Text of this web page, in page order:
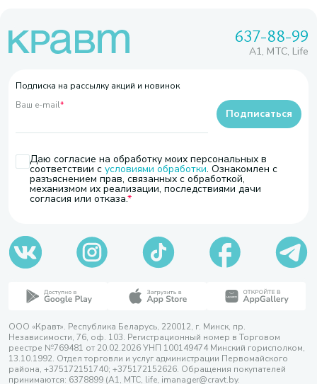
637-88-99
A1, МТС, Life
Подписка на рассылку акций и новинок
Ваш e-mail*
Даю согласие на обработку моих персональных в
соответствии с условиями обработки. Ознакомлен с
разъяснением прав, связанных с обработкой,
механизмом их реализации, последствиями дачи
согласия или отказа.
Подписаться
ООО «Кравт». Республика Беларусь, 220012, г. Минск, пр.
Независимости, 76, оф. 103. Регистрационный номер в Торговом
реестре №769481 от 20.02.2026 УНП 100149474 Минский горисполком,
13.10.1992. Отдел торговли и услуг администрации Первомайского
района, +375172151740; +375172152626. Обращения покупателей
принимаются: 6378899 (А1, МТС, life, imanager@cravt.by.